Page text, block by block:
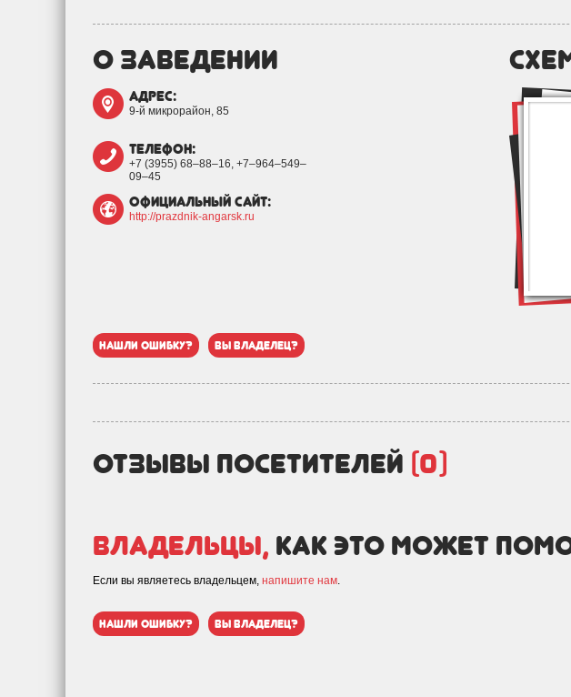
о заведении
адрес:
9-й микрорайон, 85
телефон:
+7 (3955) 68‒88‒16, +7‒964‒549‒
09‒45
официальный сайт:
http://prazdnik-angarsk.ru
нашли ошибку? вы владелец?
отзывы посетителей (0)
Владельцы, как это может
Если вы являетесь владельцем, напишите нам.
нашли ошибку? вы владелец?